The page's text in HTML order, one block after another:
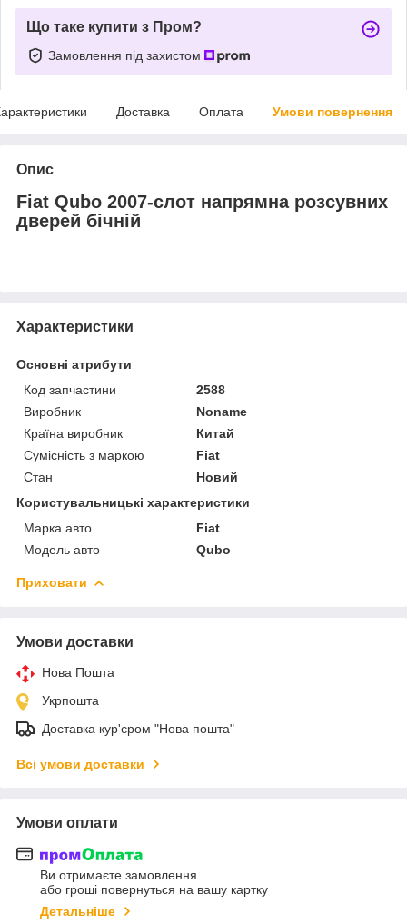
Що таке купити з Пром?
Замовлення під захистом
Доставка Оплата Умови повернення
Опис
Fiat Qubo 2007-слот напрямна розсувних
дверей бічній
Характеристики
Основні атрибути
Код запчастини
2588
Виробник
Noname
Країна виробник
Китай
Сумісність з маркою
Fiat
Стан
Новий
Користувальницькі характеристики
Марка авто
Fiat
Модель авто
Qubo
Приховати
Умови доставки
Нова Пошта
Укрпошта
Доставка кур'єром "Нова пошта"
Всі умови доставки
Умови оплати
Ви отримаєте замовлення
або гроші повернуться на вашу картку
Детальніше